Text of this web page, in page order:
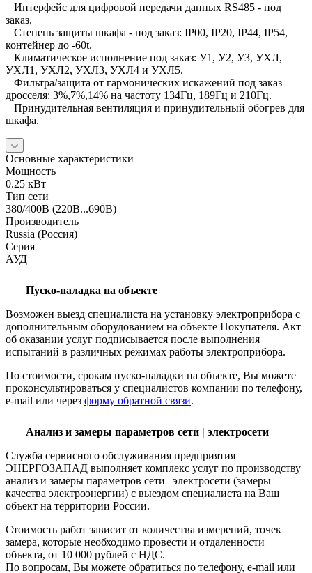
Интерфейс для цифровой передачи данных RS485 - под
заказ.
Степень защиты шкафа - под заказ: IP00, IP20, IP44, IP54,
контейнер до -60t.
Климатическое исполнение под заказ: У1, У2, У3, УХЛ,
УХЛ1, УХЛ2, УХЛ3, УХЛ4 и УХЛ5.
Фильтра/защита от гармонических искажений под заказ
дросселя: 3%,7%,14% на частоту 134Гц, 189Гц и 210Гц.
Принудительная вентиляция и принудительный обогрев для
шкафа.
Основные характеристики
Мощность
0.25 кВт
Тип сети
380/400В (220В...690В)
Производитель
Russia (Россия)
Серия
АУД
Пуско-наладка на объекте
Возможен выезд специалиста на установку электроприбора с
дополнительным оборудованием на объекте Покупателя. Акт
об оказании услуг подписывается после выполнения
испытаний в различных режимах работы электроприбора.
По стоимости, срокам пуско-наладки на объекте, Вы можете
проконсультироваться у специалистов компании по телефону,
e-mail или через форму обратной связи.
Анализ и замеры параметров сети | электросети
Служба сервисного обслуживания предприятия
ЭНЕРГОЗАПАД выполняет комплекс услуг по производству
анализ и замеры параметров сети | электросети (замеры
качества электроэнергии) с выездом специалиста на Ваш
объект на территории России.
Стоимость работ зависит от количества измерений, точек
замера, которые необходимо провести и отдаленности
объекта, от 10 000 рублей с НДС.
По вопросам, Вы можете обратиться по телефону, e-mail или